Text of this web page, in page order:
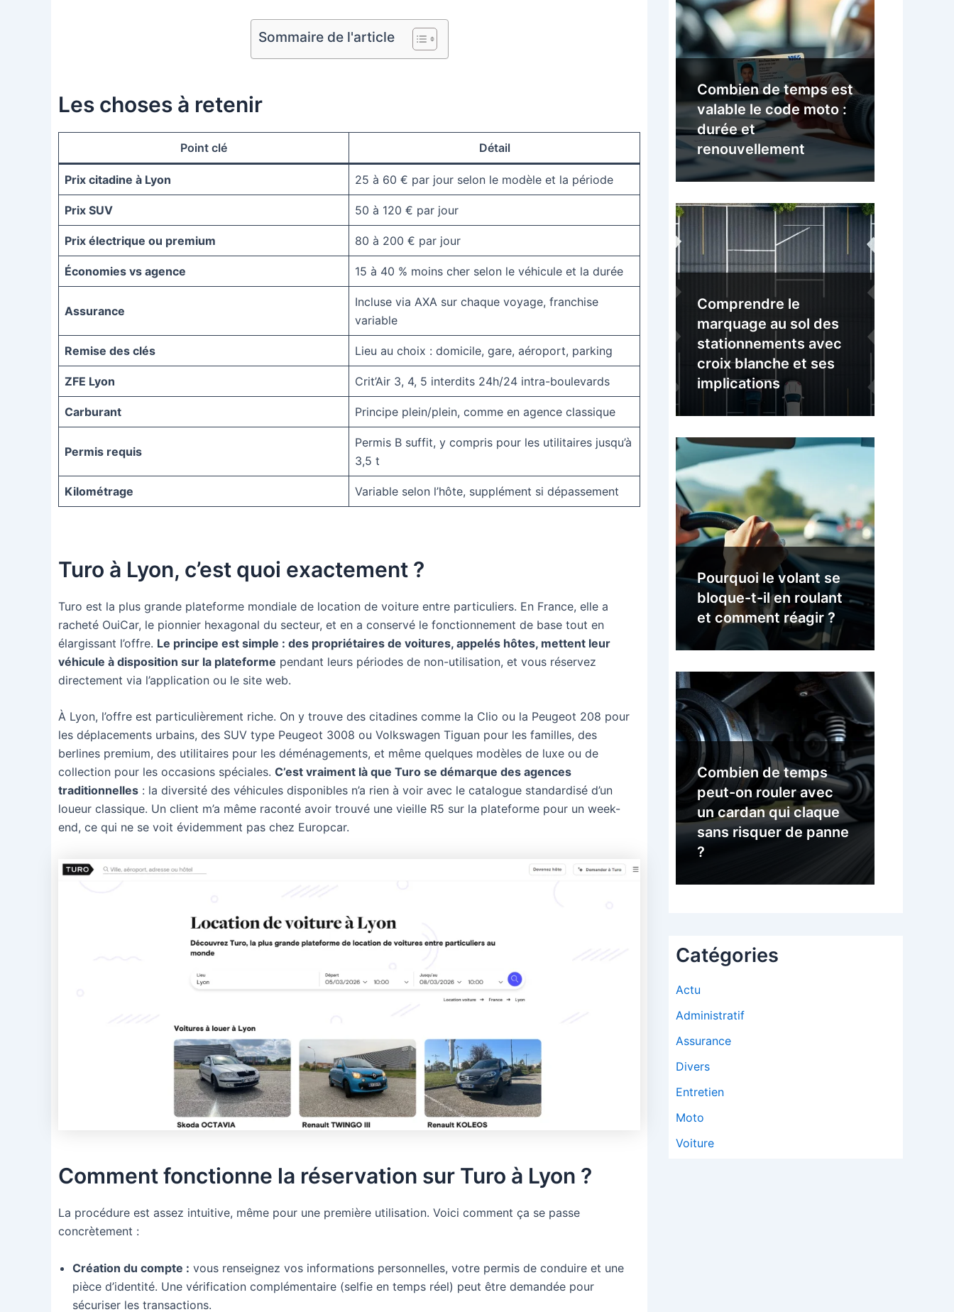
Sommaire de l'article
Les choses à retenir
Point clé Détail
Prix citadine à Lyon 25 à 60 € par jour selon le modèle et la période
Prix SUV 50 à 120 € par jour
Prix électrique ou premium 80 à 200 € par jour
Économies vs agence 15 à 40 % moins cher selon le véhicule et la durée
Assurance
Incluse via AXA sur chaque voyage, franchise
variable
Remise des clés Lieu au choix : domicile, gare, aéroport, parking
ZFE Lyon Crit’Air 3, 4, 5 interdits 24h/24 intra-boulevards
Carburant Principe plein/plein, comme en agence classique
Permis requis
Permis B suffit, y compris pour les utilitaires jusqu’à
3,5 t
Kilométrage Variable selon l’hôte, supplément si dépassement
Turo à Lyon, c’est quoi exactement ?
Turo est la plus grande plateforme mondiale de location de voiture entre particuliers. En France, elle a
racheté OuiCar, le pionnier hexagonal du secteur, et en a conservé le fonctionnement de base tout en
élargissant l’offre. Le principe est simple : des propriétaires de voitures, appelés hôtes, mettent leur
véhicule à disposition sur la plateforme pendant leurs périodes de non-utilisation, et vous réservez
directement via l’application ou le site web.
À Lyon, l’offre est particulièrement riche. On y trouve des citadines comme la Clio ou la Peugeot 208 pour
les déplacements urbains, des SUV type Peugeot 3008 ou Volkswagen Tiguan pour les familles, des
berlines premium, des utilitaires pour les déménagements, et même quelques modèles de luxe ou de
collection pour les occasions spéciales. C’est vraiment là que Turo se démarque des agences
traditionnelles : la diversité des véhicules disponibles n’a rien à voir avec le catalogue standardisé d’un
loueur classique. Un client m’a même raconté avoir trouvé une vieille R5 sur la plateforme pour un week-
end, ce qui ne se voit évidemment pas chez Europcar.
Comment fonctionne la réservation sur Turo à Lyon ?
La procédure est assez intuitive, même pour une première utilisation. Voici comment ça se passe
concrètement :
Création du compte : vous renseignez vos informations personnelles, votre permis de conduire et une
pièce d’identité. Une vérification complémentaire (selfie en temps réel) peut être demandée pour
sécuriser les transactions.
Combien de temps est
valable le code moto :
durée et
renouvellement
Comprendre le
marquage au sol des
stationnements avec
croix blanche et ses
implications
Pourquoi le volant se
bloque-t-il en roulant
et comment réagir ?
Combien de temps
peut-on rouler avec
un cardan qui claque
sans risquer de panne
?
Catégories
Actu
Administratif
Assurance
Divers
Entretien
Moto
Voiture